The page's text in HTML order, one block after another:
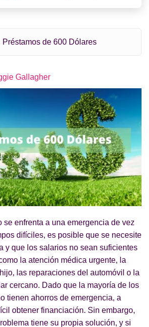
Préstamos de 600 Dólares
Gallagher
se enfrenta a una emergencia de vez
difíciles, es posible que se necesite
y que los salarios no sean suficientes
la atención médica urgente, la
las reparaciones del automóvil o la
cercano. Dado que la mayoría de los
tienen ahorros de emergencia, a
obtener financiación. Sin embargo,
tiene su propia solución, y si